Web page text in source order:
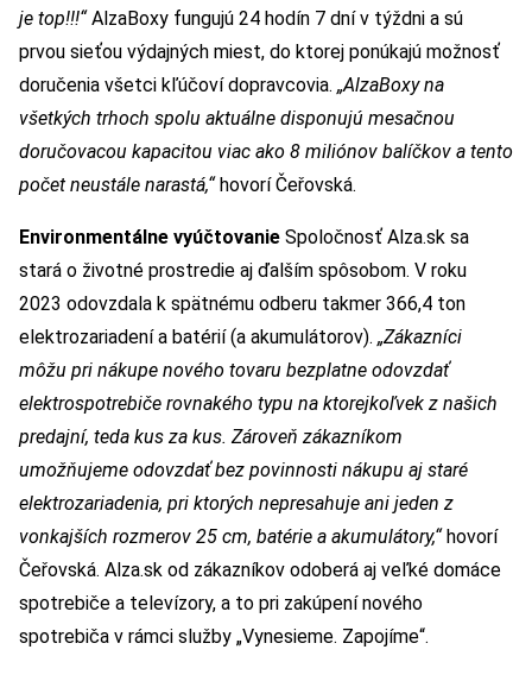
je top!!!“ AlzaBoxy fungujú 24 hodín 7 dní v týždni a sú
prvou sieťou výdajných miest, do ktorej ponúkajú možnosť
doručenia všetci kľúčoví dopravcovia. „AlzaBoxy na
všetkých trhoch spolu aktuálne disponujú mesačnou
doručovacou kapacitou viac ako 8 miliónov balíčkov a tento
počet neustále narastá,“ hovorí Čeřovská.
Environmentálne vyúčtovanie Spoločnosť Alza.sk sa
stará o životné prostredie aj ďalším spôsobom. V roku
2023 odovzdala k spätnému odberu takmer 366,4 ton
elektrozariadení a batérií (a akumulátorov). „Zákazníci
môžu pri nákupe nového tovaru bezplatne odovzdať
elektrospotrebiče rovnakého typu na ktorejkoľvek z našich
predajní, teda kus za kus. Zároveň zákazníkom
umožňujeme odovzdať bez povinnosti nákupu aj staré
elektrozariadenia, pri ktorých nepresahuje ani jeden z
vonkajších rozmerov 25 cm, batérie a akumulátory,“ hovorí
Čeřovská. Alza.sk od zákazníkov odoberá aj veľké domáce
spotrebiče a televízory, a to pri zakúpení nového
spotrebiča v rámci služby „Vynesieme. Zapojíme“.